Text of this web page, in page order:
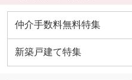
仲介手数料無料特集
新築戸建て特集